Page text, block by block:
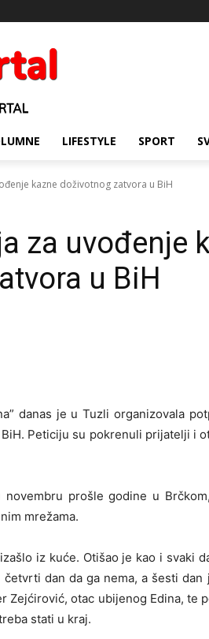
LIFESTYLE SPORT
kazne doživotnog zatvora u BiH
za uvođenje
u BiH
danas je u Tuzli organizovala
Peticiju su pokrenuli prijatelji i
prošle godine u
mrežama.
iz kuće. Otišao je kao i svaki
dan da ga nema, a šesti
Zejćirović, otac ubijenog Edina, te
stati u kraj.